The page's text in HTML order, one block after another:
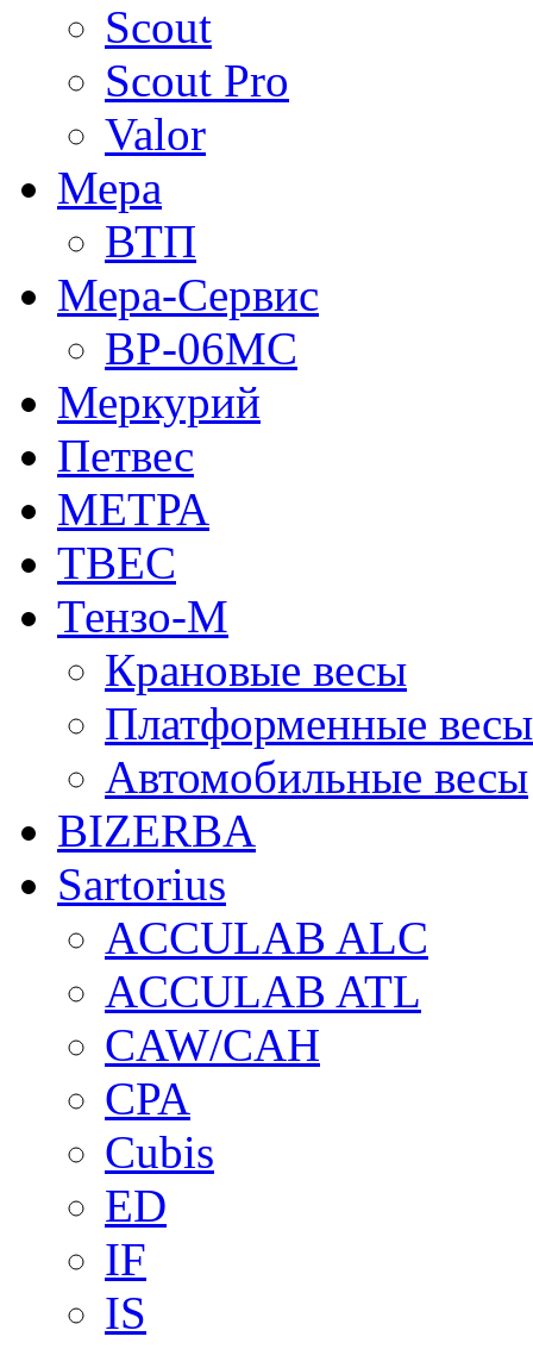
Scout
Scout Pro
Valor
Мера
ВТП
Мера-Сервис
ВР-06МС
Меркурий
Петвес
МЕТРА
ТВЕС
Тензо-М
Крановые весы
Платформенные весы
Автомобильные весы
BIZERBA
Sartorius
ACCULAB ALC
ACCULAB ATL
CAW/CAH
CPA
Cubis
ED
IF
IS